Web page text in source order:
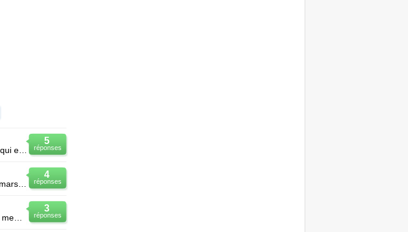
5
réponses
Je voudrais soulever le problème de l'héritage des enfants du chahid qui est décédé avant son père .
4
réponses
Mon grand-Père avait 2 enfants seulement: Mon père est décédé en mars 2003 et mon Grand-père bien ap
3
réponses
Salam o haleykoum, nous sommes deux frere du meme pere et de la meme mere, nous avons un demi frer